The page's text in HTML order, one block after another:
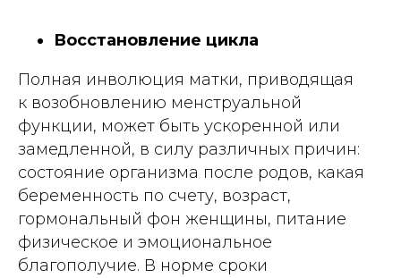
Восстановление цикла
Полная инволюция матки, приводящая
к возобновлению менструальной
функции, может быть ускоренной или
замедленной, в силу различных причин:
состояние организма после родов, какая
беременность по счету, возраст,
гормональный фон женщины, питание
физическое и эмоциональное
благополучие. В норме сроки